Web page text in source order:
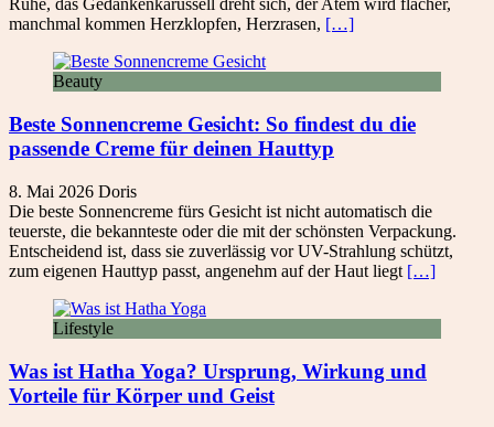
Ruhe, das Gedankenkarussell dreht sich, der Atem wird flacher,
manchmal kommen Herzklopfen, Herzrasen, […]
Beauty
Beste Sonnencreme Gesicht: So findest du die
passende Creme für deinen Hauttyp
8. Mai 2026 Doris
Die beste Sonnencreme fürs Gesicht ist nicht automatisch die
teuerste, die bekannteste oder die mit der schönsten Verpackung.
Entscheidend ist, dass sie zuverlässig vor UV-Strahlung schützt,
zum eigenen Hauttyp passt, angenehm auf der Haut liegt […]
Lifestyle
Was ist Hatha Yoga? Ursprung, Wirkung und
Vorteile für Körper und Geist